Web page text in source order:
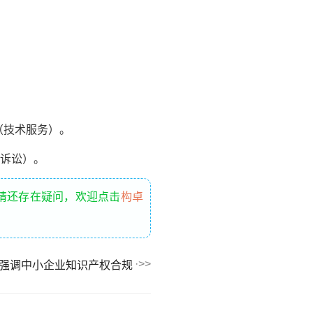
术服务）。
讼）。
还存在疑问，欢迎点击构卓
调中小企业知识产权合规